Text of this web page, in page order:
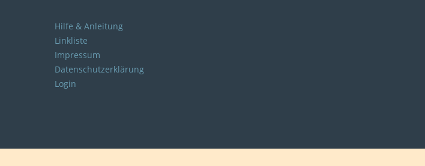
Hilfe & Anleitung
Linkliste
Impressum
Datenschutzerklärung
Login